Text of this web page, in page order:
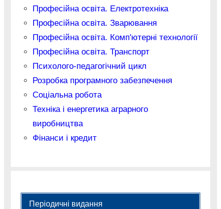
Професійна освіта. Електротехніка
Професійна освіта. Зварювання
Професійна освіта. Комп'ютерні технології
Професійна освіта. Транспорт
Психолого-педагогічний цикл
Розробка програмного забезпечення
Соціальна робота
Техніка і енергетика аграрного
виробництва
Фінанси і кредит
Періодичні видання